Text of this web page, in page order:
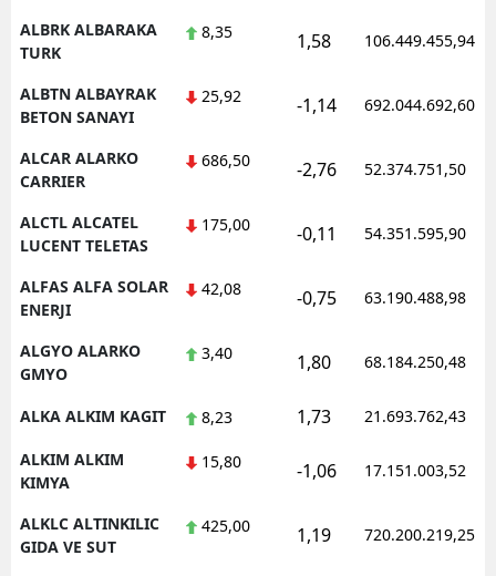
ALBRK ALBARAKA
TURK
8,35 1,58 106.449.455,94
ALBTN ALBAYRAK
BETON SANAYI
25,92 -1,14 692.044.692,60
ALCAR ALARKO
CARRIER
686,50 -2,76 52.374.751,50
ALCTL ALCATEL
LUCENT TELETAS
175,00 -0,11 54.351.595,90
ALFAS ALFA SOLAR
ENERJI
42,08 -0,75 63.190.488,98
ALGYO ALARKO
GMYO
3,40 1,80 68.184.250,48
ALKA ALKIM KAGIT 8,23 1,73 21.693.762,43
ALKIM ALKIM
KIMYA
15,80 -1,06 17.151.003,52
ALKLC ALTINKILIC
GIDA VE SUT
425,00 1,19 720.200.219,25